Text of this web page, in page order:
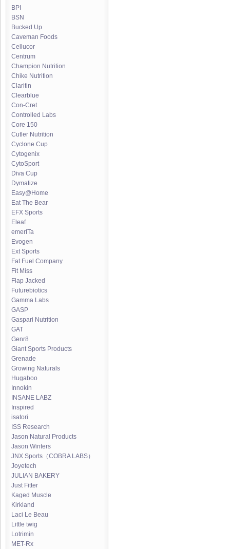
BPI
BSN
Bucked Up
Caveman Foods
Cellucor
Centrum
Champion Nutrition
Chike Nutrition
Claritin
Clearblue
Con-Cret
Controlled Labs
Core 150
Cutler Nutrition
Cyclone Cup
Cytogenix
CytoSport
Diva Cup
Dymatize
Easy@Home
Eat The Bear
EFX Sports
Eleaf
emerITa
Evogen
Ext Sports
Fat Fuel Company
Fit Miss
Flap Jacked
Futurebiotics
Gamma Labs
GASP
Gaspari Nutrition
GAT
Genr8
Giant Sports Products
Grenade
Growing Naturals
Hugaboo
Innokin
INSANE LABZ
Inspired
isatori
ISS Research
Jason Natural Products
Jason Winters
JNX Sports（COBRA LABS）
Joyetech
JULIAN BAKERY
Just Fitter
Kaged Muscle
Kirkland
Laci Le Beau
Little twig
Lotrimin
MET-Rx